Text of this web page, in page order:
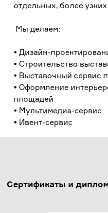
отдельных, более узких
Мы делаем:
• Дизайн-
• Строительство
• Выставочный сервис
• Оформление
площадей
• Мультимедиа-cервис
• Ивент-сервис
Сертификаты и